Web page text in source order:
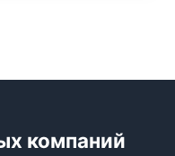
компаний